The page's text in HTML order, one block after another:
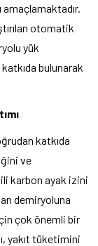
otomatik
yük
bulunarak
katkıda
ve
karbon ayak izini
demiryoluna
çok önemli bir
yakıt tüketimini